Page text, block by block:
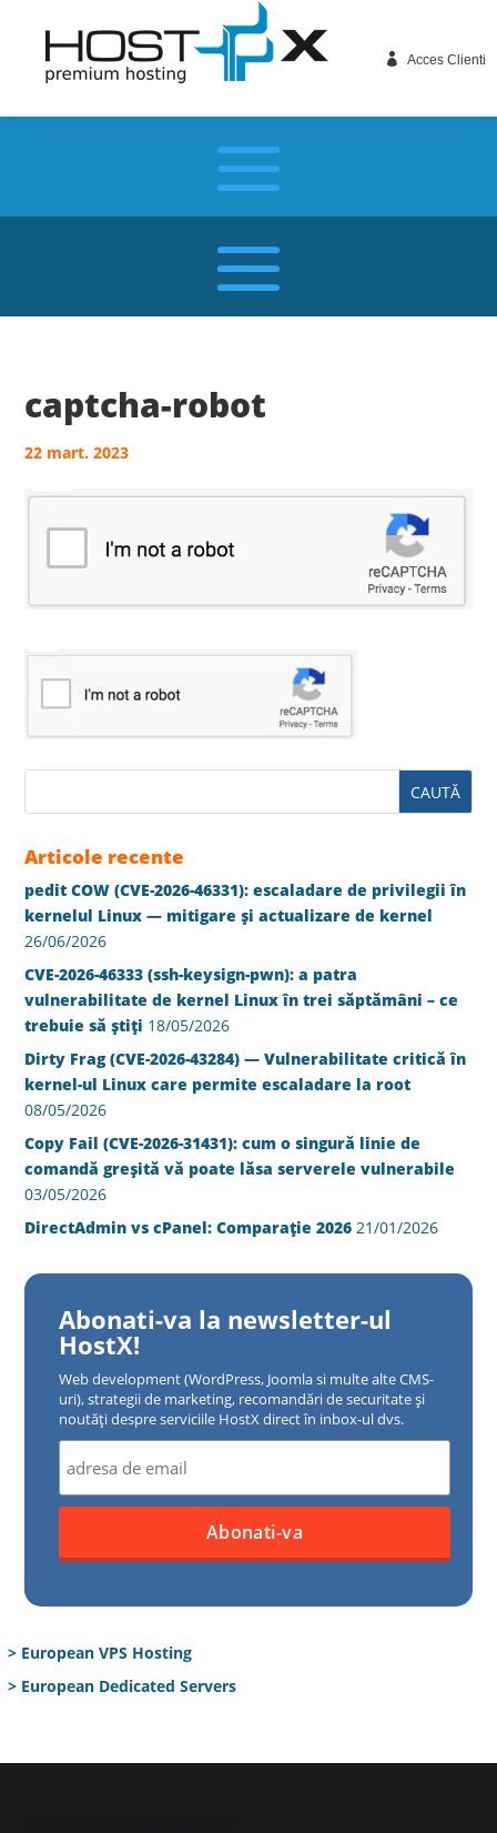
 Acces Clienti
captcha-robot
22 mart. 2023
Articole recente
pedit COW (CVE-2026-46331): escaladare de privilegii în
kernelul Linux — mitigare și actualizare de kernel
26/06/2026
CVE-2026-46333 (ssh-keysign-pwn): a patra
vulnerabilitate de kernel Linux în trei săptămâni – ce
trebuie să știți 18/05/2026
Dirty Frag (CVE-2026-43284) — Vulnerabilitate critică în
kernel-ul Linux care permite escaladare la root
08/05/2026
Copy Fail (CVE-2026-31431): cum o singură linie de
comandă greșită vă poate lăsa serverele vulnerabile
03/05/2026
DirectAdmin vs cPanel: Comparație 2026 21/01/2026
Abonati-va la newsletter-ul
HostX!
Web development (WordPress, Joomla si multe alte CMS-
uri), strategii de marketing, recomandări de securitate și
noutăți despre serviciile HostX direct în inbox-ul dvs.
> European VPS Hosting
> European Dedicated Servers